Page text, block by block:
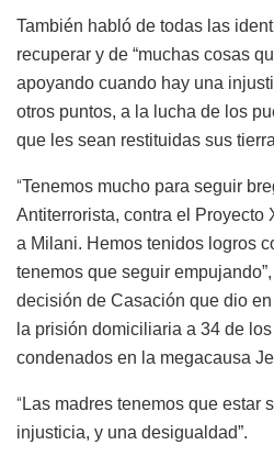
También habló de todas las
recuperar y de “muchas cosas
apoyando cuando hay una
otros puntos, a la lucha de los
que les sean restituidas sus
“Tenemos mucho para seguir
Antiterrorista, contra el Proyecto
a Milani. Hemos tenidos logros
tenemos que seguir
decisión de Casación que dio
la prisión domiciliaria a 34 de
condenados en la megacausa
“ Las madres tenemos que estar
injusticia, y una desigualdad”.